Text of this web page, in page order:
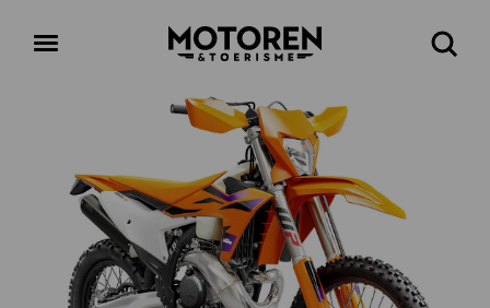
Open
Homepage Zoeken